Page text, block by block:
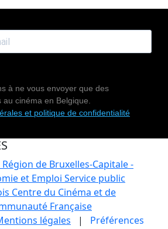
à ne vous envoyer que des
cinéma en Belgique.
et politique de confidentialité
Région de Bruxelles-Capitale -
et Emploi Service public
Centre du Cinéma et de
Française
légales | Préférences